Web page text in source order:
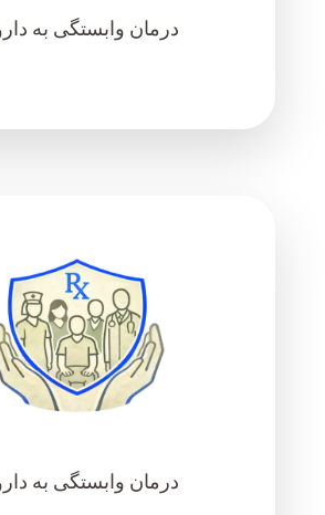
درمان وابستگی به
درمان وابستگی به